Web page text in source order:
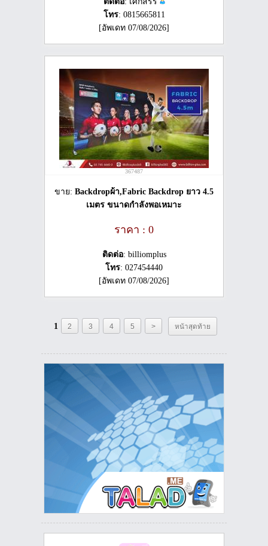
โทร: 0815665811
[อัพเดท 07/08/2026]
367487
ขาย: Backdropผ้า,Fabric Backdrop ยาว 4.5
เมตร ขนาดกำลังพอเหมาะ
ราคา : 0
ติดต่อ: billiomplus
โทร: 027454440
[อัพเดท 07/08/2026]
1 2 3 4 5 > หน้าสุดท้าย